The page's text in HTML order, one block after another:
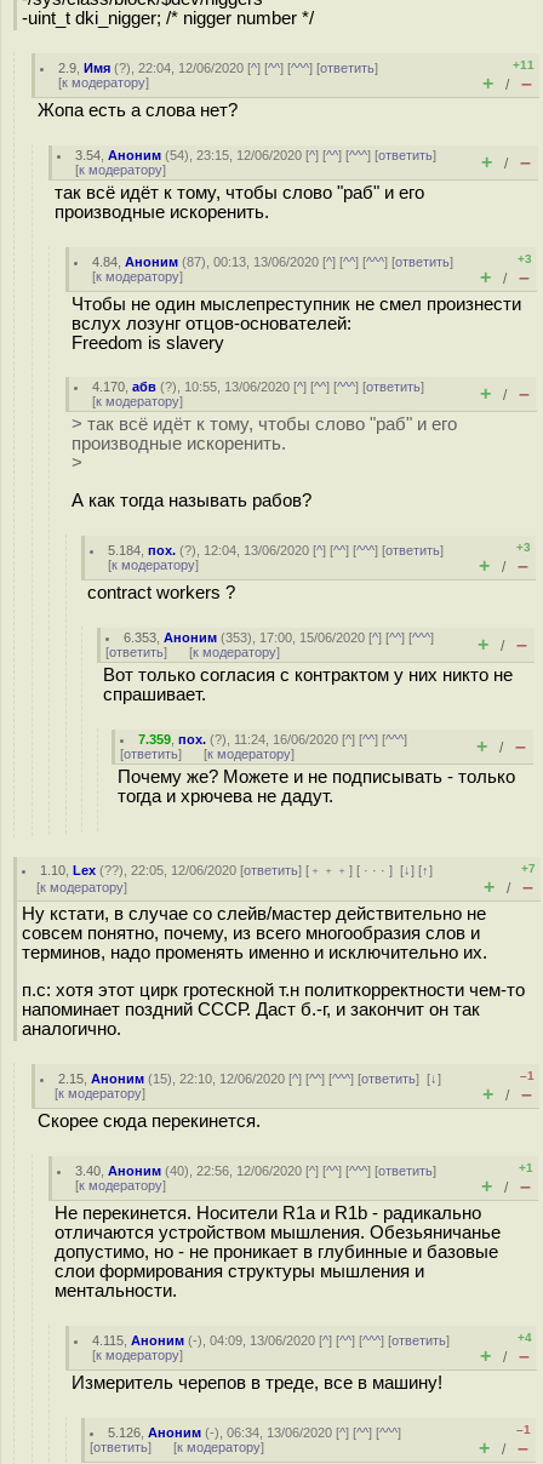
-uint_t dki_nigger; /* nigger number */
2.9 ,Имя (?), 22:04, 12/06/2020 [^] [^^] [^^^] [ответить]
[к модератору]
+11
+ / –
Жопа есть а слова нет?
3.54 ,Аноним (54), 23:15, 12/06/2020 [^] [^^] [^^^] [ответить]
[к модератору] + / –
так всё идёт к тому, чтобы слово "раб" и его
производные искоренить.
4.84 ,Аноним (87), 00:13, 13/06/2020 [^] [^^] [^^^] [ответить]
[к модератору]
+3
+ / –
Чтобы не один мыслепреступник не смел произнести
вслух лозунг отцов-основателей:
Freedom is slavery
4.170 ,абв (?), 10:55, 13/06/2020 [^] [^^] [^^^] [ответить]
[к модератору] + / –
> так всё идёт к тому, чтобы слово "раб" и его
производные искоренить.
>
А как тогда называть рабов?
5.184 ,пох. (?), 12:04, 13/06/2020 [^] [^^] [^^^] [ответить]
[к модератору]
+3
+ / –
contract workers ?
6.353 ,Аноним (353), 17:00, 15/06/2020 [^] [^^] [^^^]
[ответить] [к модератору] + / –
Вот только согласия с контрактом у них никто не
спрашивает.
7.359 ,пох. (?), 11:24, 16/06/2020 [^] [^^] [^^^]
[ответить] [к модератору] + / –
Почему же? Можете и не подписывать - только
тогда и хрючева не дадут.
1.10 ,Lex (??), 22:05, 12/06/2020 [ответить] [ ﹢﹢﹢] [ · · ·][↓] [↑]
[к модератору]
+7
+ / –
Ну кстати, в случае со слейв/мастер действительно не
совсем понятно, почему, из всего многообразия слов и
терминов, надо променять именно и исключительно их.
п.с: хотя этот цирк гротескной т.н политкорректности чем-то
напоминает поздний СССР. Даст б.-г, и закончит он так
аналогично.
2.15 ,Аноним (15), 22:10, 12/06/2020 [^] [^^] [^^^] [ответить][↓]
[к модератору]
–1
+ / –
Скорее сюда перекинется.
3.40 ,Аноним (40), 22:56, 12/06/2020 [^] [^^] [^^^] [ответить]
[к модератору]
+1
+ / –
Не перекинется. Носители R1a и R1b - радикально
отличаются устройством мышления. Обезьяничанье
допустимо, но - не проникает в глубинные и базовые
слои формирования структуры мышления и
ментальности.
4.115 ,Аноним (-), 04:09, 13/06/2020 [^] [^^] [^^^] [ответить]
[к модератору]
+4
+ / –
Измеритель черепов в треде, все в машину!
5.126 ,Аноним (-), 06:34, 13/06/2020 [^] [^^] [^^^]
[ответить] [к модератору]
–1
+ / –